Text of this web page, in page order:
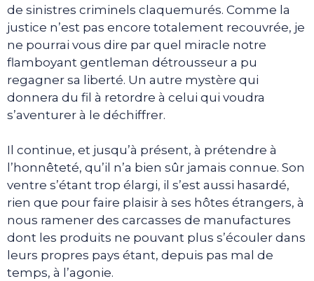
de sinistres criminels claquemurés. Comme la
justice n’est pas encore totalement recouvrée, je
ne pourrai vous dire par quel miracle notre
flamboyant gentleman détrousseur a pu
regagner sa liberté. Un autre mystère qui
donnera du fil à retordre à celui qui voudra
s’aventurer à le déchiffrer.
Il continue, et jusqu’à présent, à prétendre à
l’honnêteté, qu’il n’a bien sûr jamais connue. Son
ventre s’étant trop élargi, il s’est aussi hasardé,
rien que pour faire plaisir à ses hôtes étrangers, à
nous ramener des carcasses de manufactures
dont les produits ne pouvant plus s’écouler dans
leurs propres pays étant, depuis pas mal de
temps, à l’agonie.